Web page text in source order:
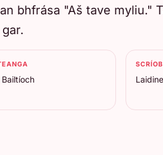
bhfrása "Aš tave myliu."